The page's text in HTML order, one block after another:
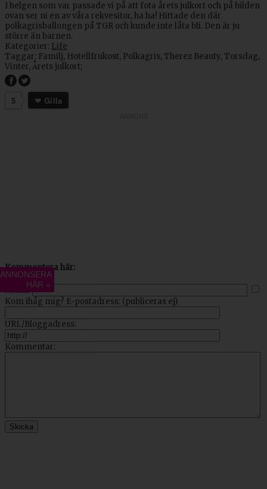
I helgen som var passade vi på att fota årets julkort och på bilden
ovan ser ni en av våra rekvesitor, ha ha! Hittade den där
polkagrisballongen på TGR och kunde inte låta bli. Den är ju
större än barnen.
Kategorier: Life
Taggar: Familj, Hotellfrukost, Polkagris, Therez Beauty, Torsdag,
Vinter, Årets julkort;
5 Gilla
Kommentera här:
Namn:
Kom ihåg mig? E-postadress: (publiceras ej)
URL/Bloggadress:
Kommentar:
ANNONSERA
HÄR »